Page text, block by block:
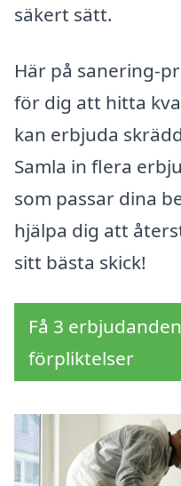
säkert sätt.
Här på sanering-
för dig att hitta
kan erbjuda
Samla in flera
som passar dina
hjälpa dig att
sitt bästa skick!
Få 3
förpliktelser